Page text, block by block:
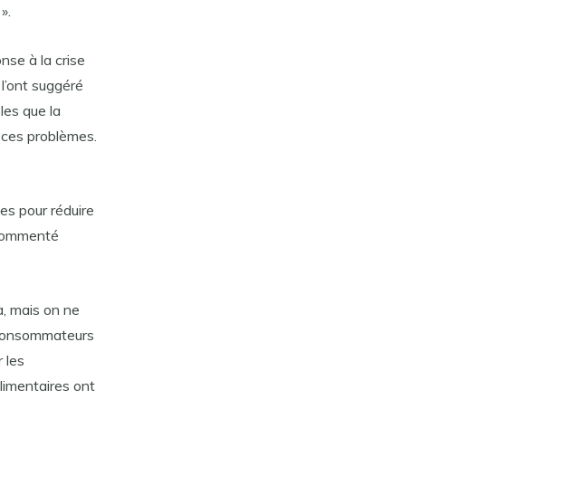
à la crise
suggéré
que la
problèmes.
pour réduire
mais on ne
les
ont